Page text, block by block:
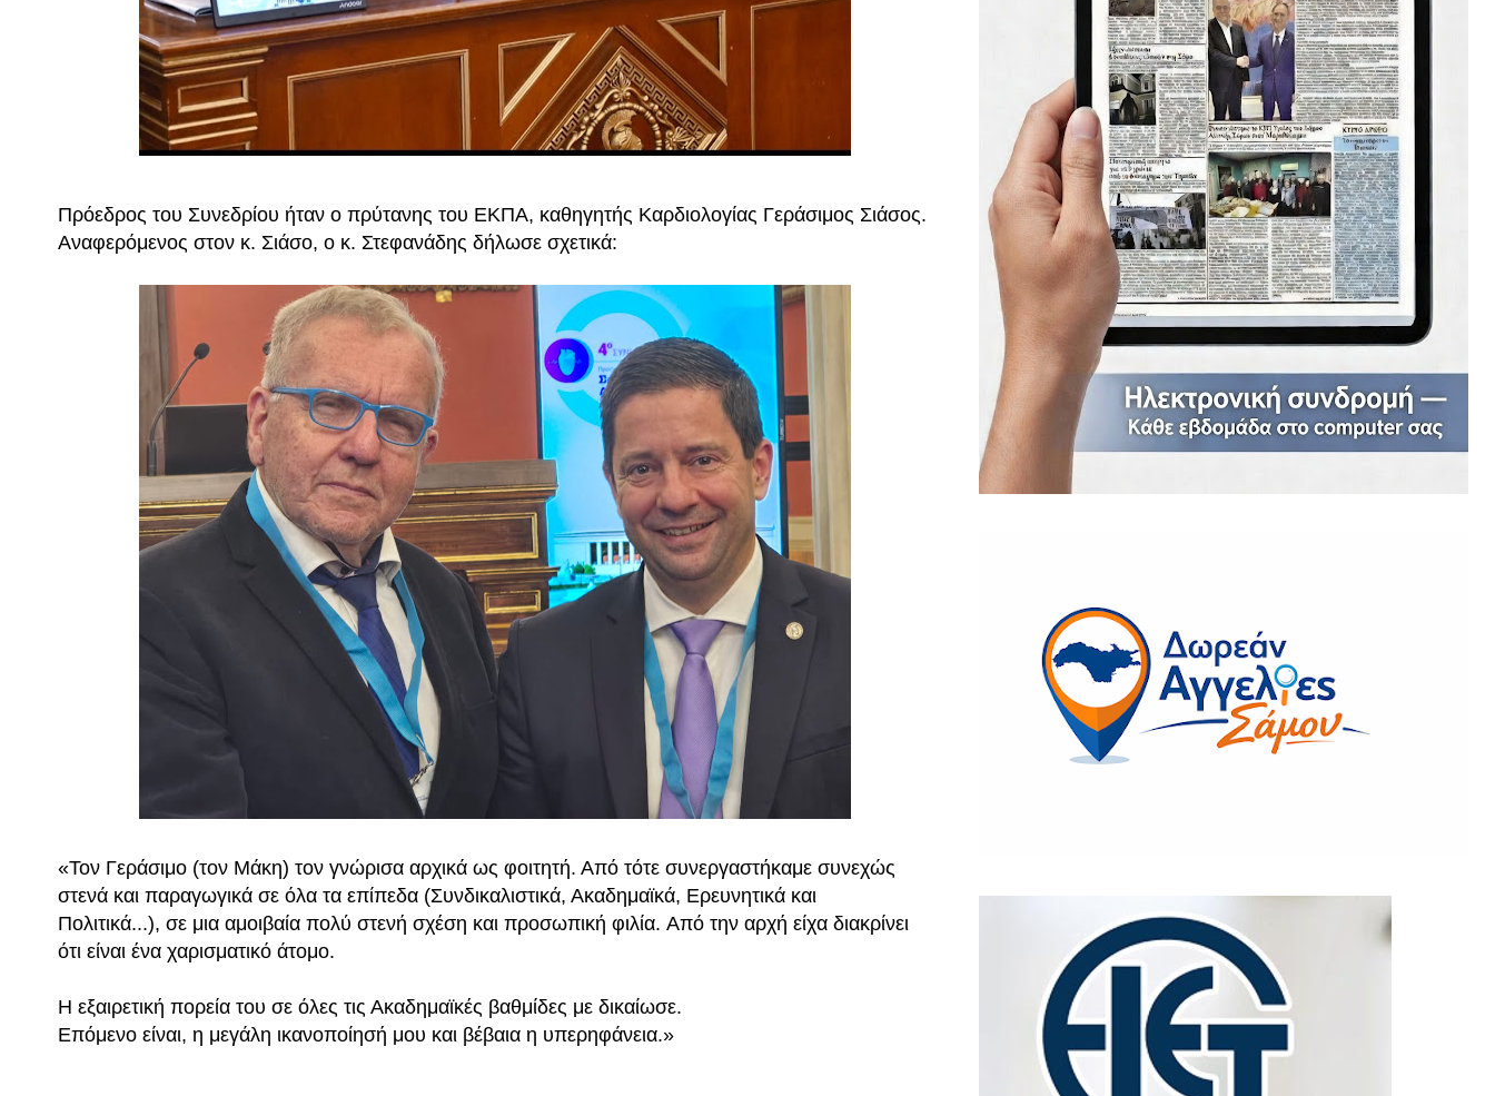
Πρόεδρος του Συνεδρίου ήταν ο πρύτανης του ΕΚΠΑ, καθηγητής Καρδιολογίας Γεράσιμος Σιάσος.
Αναφερόμενος στον κ. Σιάσο, ο κ. Στεφανάδης δήλωσε σχετικά:
«Τον Γεράσιμο (τον Μάκη) τον γνώρισα αρχικά ως φοιτητή. Από τότε συνεργαστήκαμε συνεχώς
στενά και παραγωγικά σε όλα τα επίπεδα (Συνδικαλιστικά, Ακαδημαϊκά, Ερευνητικά και
Πολιτικά...), σε μια αμοιβαία πολύ στενή σχέση και προσωπική φιλία. Από την αρχή είχα διακρίνει
ότι είναι ένα χαρισματικό άτομο.
Η εξαιρετική πορεία του σε όλες τις Ακαδημαϊκές βαθμίδες με δικαίωσε.
Επόμενο είναι, η μεγάλη ικανοποίησή μου και βέβαια η υπερηφάνεια.»